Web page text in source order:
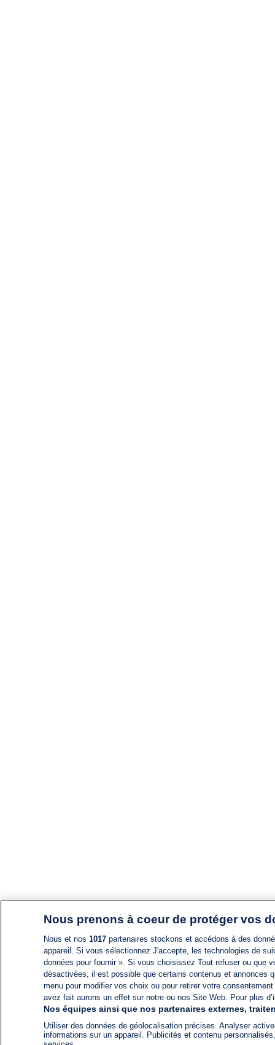
Nous prenons à coeur de protéger vos
Nous et nos 1017partenaires stockons et accédons à des
appareil. Si vous sélectionnez J'accepte, les technologies de
données pour fournir ». Si vous choisissez Tout refuser ou
désactivées, il est possible que certains contenus et annonces
menu pour modifier vos choix ou pour retirer votre
avez fait aurons un effet sur notre ou nos Site Web. Pour plus
Nos équipes ainsi que nos partenaires externes,
Utiliser des données de géolocalisation précises. Analyser
informations sur un appareil. Publicités et contenu